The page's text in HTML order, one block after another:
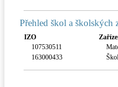
Přehled škol a školských
IZO
107530511
163000433